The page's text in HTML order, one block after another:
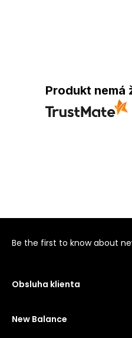
Produkt nemá
Be the first to know about
Obsluha klienta
New Balance